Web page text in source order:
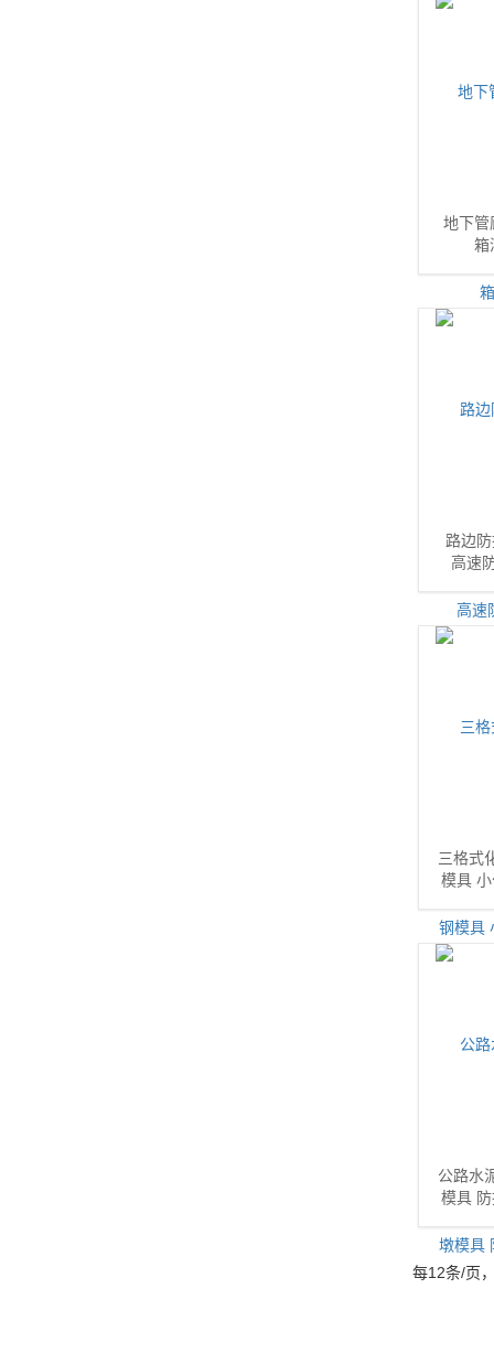
地下管
箱
路边
高速
三格式
模具
公路水
模具
每12条/页